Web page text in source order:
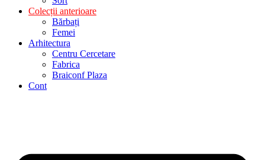
Colecții anterioare
Bărbați
Femei
Arhitectura
Centru Cercetare
Fabrica
Braiconf Plaza
Cont